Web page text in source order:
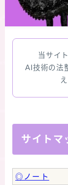
アロマハーブ
おすすめ商品
★スペシャル
当サイ
AI技術の法
サイトマ
◎ノート